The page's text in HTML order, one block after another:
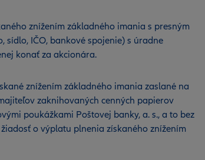
znížením základného imania s presným
sídlo, IČO, bankové spojenie) s úradne
konať za akcionára.
znížením základného imania zaslané na
zaknihovaných cenných papierov
poukážkami Poštovej banky, a. s., a to bez
o výplatu plnenia získaného znížením